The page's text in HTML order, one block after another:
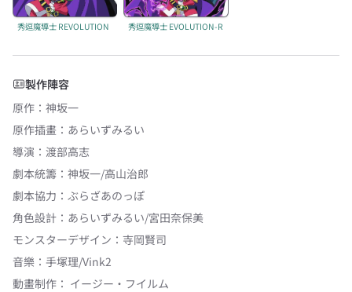
秀逗魔導士 REVOLUTION 秀逗魔導士 EVOLUTION-R
製作陣容
原作 ： 神坂一
原作插畫 ： あらいずみるい
導演 ： 渡部高志
劇本統籌 ： 神坂一/高山治郎
劇本協力 ： ぶらざあのっぽ
角色設計 ： あらいずみるい/宮田奈保美
モンスターデザイン ： 寺岡賢司
音樂 ： 手塚理/Vink2
動畫制作： イージー・フイルム